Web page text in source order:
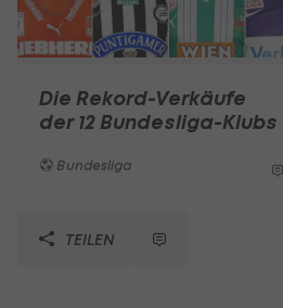
Die Rekord-Verkäufe
der 12 Bundesliga-Klubs
Bundesliga
TEILEN